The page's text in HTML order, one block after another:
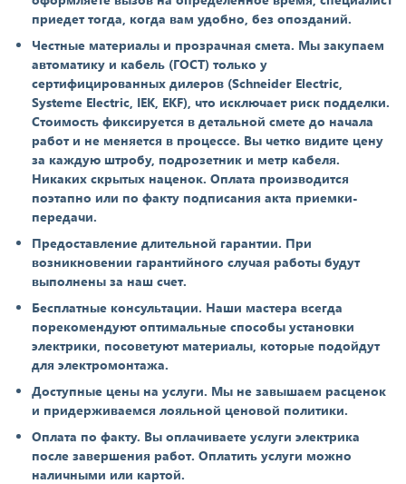
приедет тогда, когда вам удобно, без опозданий.
Честные материалы и прозрачная смета. Мы закупаем
автоматику и кабель (ГОСТ) только у
сертифицированных дилеров (Schneider Electric,
Systeme Electric, IEK, EKF), что исключает риск подделки.
Стоимость фиксируется в детальной смете до начала
работ и не меняется в процессе. Вы четко видите цену
за каждую штробу, подрозетник и метр кабеля.
Никаких скрытых наценок. Оплата производится
поэтапно или по факту подписания акта приемки-
передачи.
Предоставление длительной гарантии. При
возникновении гарантийного случая работы будут
выполнены за наш счет.
Бесплатные консультации. Наши мастера всегда
порекомендуют оптимальные способы установки
электрики, посоветуют материалы, которые подойдут
для электромонтажа.
Доступные цены на услуги. Мы не завышаем расценок
и придерживаемся лояльной ценовой политики.
Оплата по факту. Вы оплачиваете услуги электрика
после завершения работ. Оплатить услуги можно
наличными или картой.